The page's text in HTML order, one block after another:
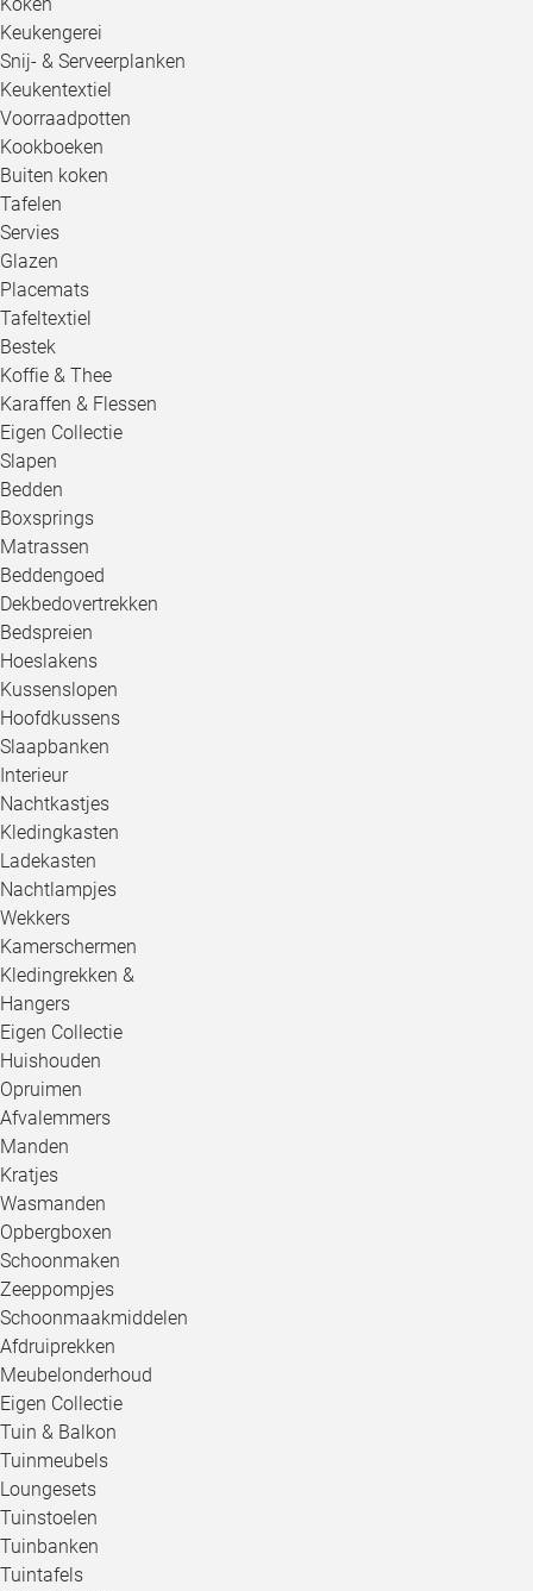
Keukengerei
Snij- & Serveerplanken
Keukentextiel
Voorraadpotten
Kookboeken
Buiten koken
Tafelen
Servies
Glazen
Placemats
Tafeltextiel
Bestek
Koffie & Thee
Karaffen & Flessen
Eigen Collectie
Slapen
Bedden
Boxsprings
Matrassen
Beddengoed
Dekbedovertrekken
Bedspreien
Hoeslakens
Kussenslopen
Hoofdkussens
Slaapbanken
Interieur
Nachtkastjes
Kledingkasten
Ladekasten
Nachtlampjes
Wekkers
Kamerschermen
Kledingrekken &
Hangers
Eigen Collectie
Huishouden
Opruimen
Afvalemmers
Manden
Kratjes
Wasmanden
Opbergboxen
Schoonmaken
Zeeppompjes
Schoonmaakmiddelen
Afdruiprekken
Meubelonderhoud
Eigen Collectie
Tuin & Balkon
Tuinmeubels
Loungesets
Tuinstoelen
Tuinbanken
Tuintafels